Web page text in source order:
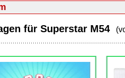
für Superstar M54